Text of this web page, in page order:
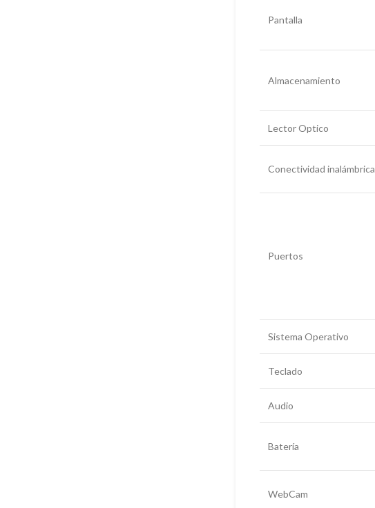
Pantalla
Almacenamiento
Lector Optico
Conectividad inalámbrica
Puertos
Sistema Operativo
Teclado
Audio
Batería
WebCam